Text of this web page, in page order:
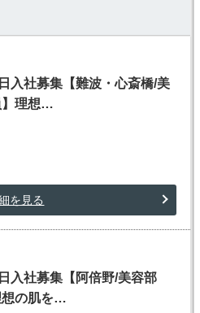
入社募集【難波・心斎橋/美
】理想…
を見る
入社募集【阿倍野/美容部
想の肌を…